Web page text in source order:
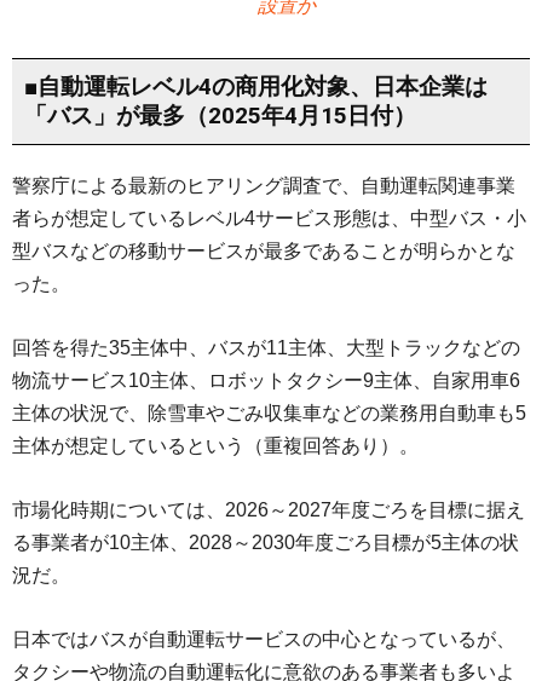
設置か
■自動運転レベル4の商用化対象、日本企業は
「バス」が最多（2025年4月15日付）
警察庁による最新のヒアリング調査で、自動運転関連事業
者らが想定しているレベル4サービス形態は、中型バス・小
型バスなどの移動サービスが最多であることが明らかとな
った。
回答を得た35主体中、バスが11主体、大型トラックなどの
物流サービス10主体、ロボットタクシー9主体、自家用車6
主体の状況で、除雪車やごみ収集車などの業務用自動車も5
主体が想定しているという（重複回答あり）。
市場化時期については、2026～2027年度ごろを目標に据え
る事業者が10主体、2028～2030年度ごろ目標が5主体の状
況だ。
日本ではバスが自動運転サービスの中心となっているが、
タクシーや物流の自動運転化に意欲のある事業者も多いよ